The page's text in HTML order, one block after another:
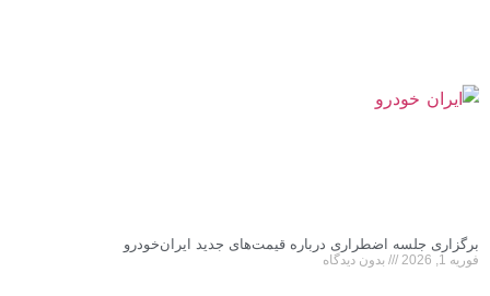
برگزاری جلسه اضطراری درباره قیمت‌های جدید ایران‌خودرو
فوریه 1, 2026 بدون دیدگاه